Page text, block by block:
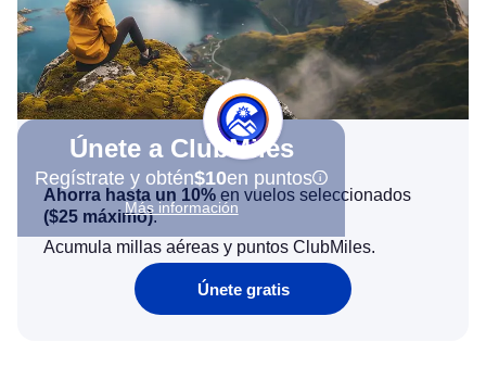
Únete a ClubMiles
Regístrate y obtén$10en puntos
Más información
Ahorra hasta un 10% en vuelos seleccionados
($25 máximo).
Acumula millas aéreas y puntos ClubMiles.
Únete gratis